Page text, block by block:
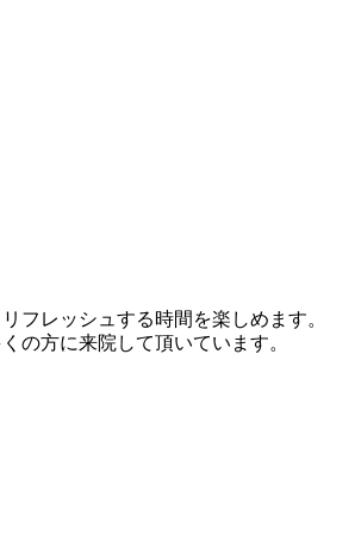
フレッシュする時間を楽しめます。
の方に来院して頂いています。